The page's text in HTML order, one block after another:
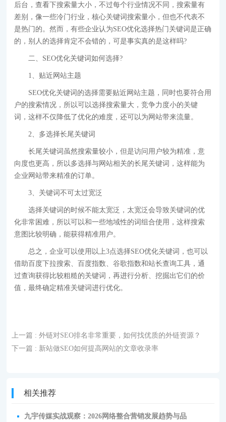
后台，查看下搜索量大小，不过每个行业情况不同，搜索量有
差别，像一些冷门行业，核心关键词搜索量小，但也不代表不
是热门的。然而，有些企业认为SEO优化选择热门关键词是正确
的，别人的选择肯定不会错的，可是事实真的是这样吗?
二、SEO优化关键词如何选择?
1、贴近网站主题
SEO优化关键词的选择需要贴近网站主题，同时也要符合用
户的搜索情况，所以可以选择搜索量大，竞争力度小的关键
词，这样不仅降低了优化的难度，还可以为网站带来流量。
2、多选择长尾关键词
长尾关键词虽然搜索量较小，但是访问用户较为精准，意
向度也更高，所以多选择与网站相关的长尾关键词，这样能为
企业网站带来精准的订单。
3、关键词不可太过宽泛
选择关键词的时候不能太宽泛，太宽泛会导致关键词的优
化非常困难，所以可以和一些地域性的词组合使用，这样搜索
意图比较明确，能获得精准用户。
总之，企业可以使用以上3点选择SEO优化关键词，也可以
借助百度下拉搜索、百度指数、谷歌指数和站长查询工具，通
过查询获得比较粗糙的关键词，再进行分析、挖掘出它们的价
值，最终确定精准关键词进行优化。
上一篇 : 外链对SEO排名非常重要，如何找优质的外链资源？
下一篇 : 新站做SEO如何提高网站的文章收录率
相关推荐
九宇传媒实战观察：2026网络整合营销发展趋势与品